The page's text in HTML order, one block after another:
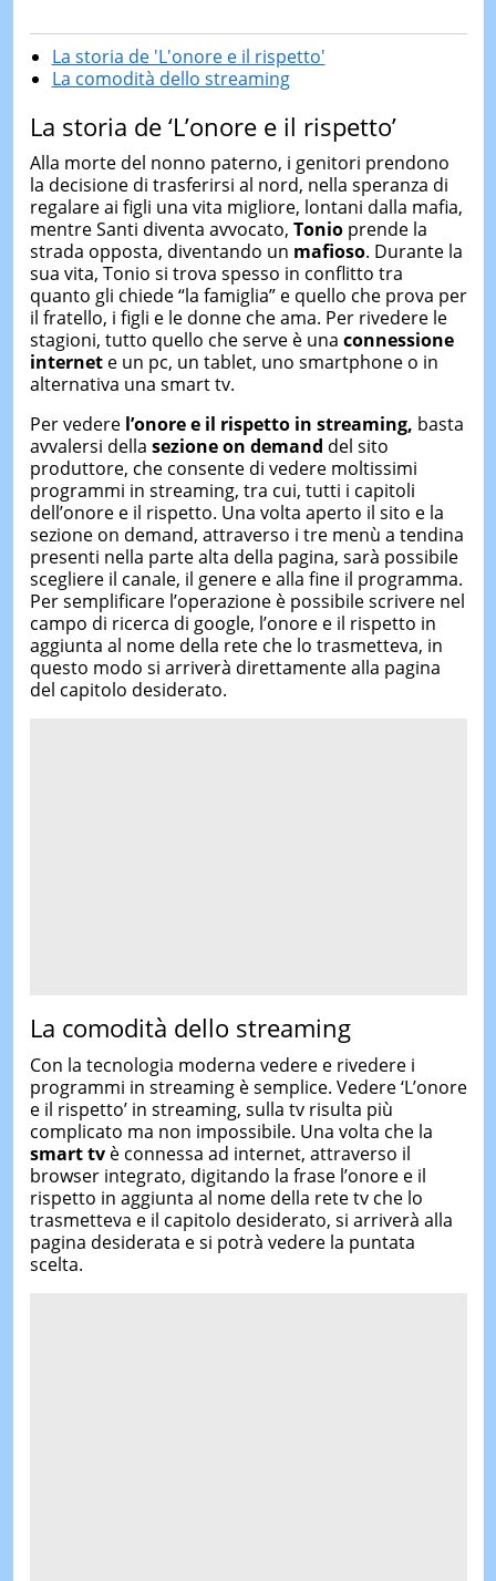
La storia de 'L'onore e il rispetto'
La comodità dello streaming
La storia de ‘L’onore e il rispetto’
Alla morte del nonno paterno, i genitori prendono
la decisione di trasferirsi al nord, nella speranza di
regalare ai figli una vita migliore, lontani dalla mafia,
mentre Santi diventa avvocato, Tonioprende la
strada opposta, diventando un mafioso. Durante la
sua vita, Tonio si trova spesso in conflitto tra
quanto gli chiede “la famiglia” e quello che prova per
il fratello, i figli e le donne che ama. Per rivedere le
stagioni, tutto quello che serve è una connessione
internete un pc, un tablet, uno smartphone o in
alternativa una smart tv.
Per vedere l’onore e il rispetto in streaming, basta
avvalersi della sezione on demand del sito
produttore, che consente di vedere moltissimi
programmi in streaming, tra cui, tutti i capitoli
dell’onore e il rispetto. Una volta aperto il sito e la
sezione on demand, attraverso i tre menù a tendina
presenti nella parte alta della pagina, sarà possibile
scegliere il canale, il genere e alla fine il programma.
Per semplificare l’operazione è possibile scrivere nel
campo di ricerca di google, l’onore e il rispetto in
aggiunta al nome della rete che lo trasmetteva, in
questo modo si arriverà direttamente alla pagina
del capitolo desiderato.
La comodità dello streaming
Con la tecnologia moderna vedere e rivedere i
programmi in streaming è semplice. Vedere ‘L’onore
e il rispetto’ in streaming, sulla tv risulta più
complicato ma non impossibile. Una volta che la
smart tvè connessa ad internet, attraverso il
browser integrato, digitando la frase l’onore e il
rispetto in aggiunta al nome della rete tv che lo
trasmetteva e il capitolo desiderato, si arriverà alla
pagina desiderata e si potrà vedere la puntata
scelta.